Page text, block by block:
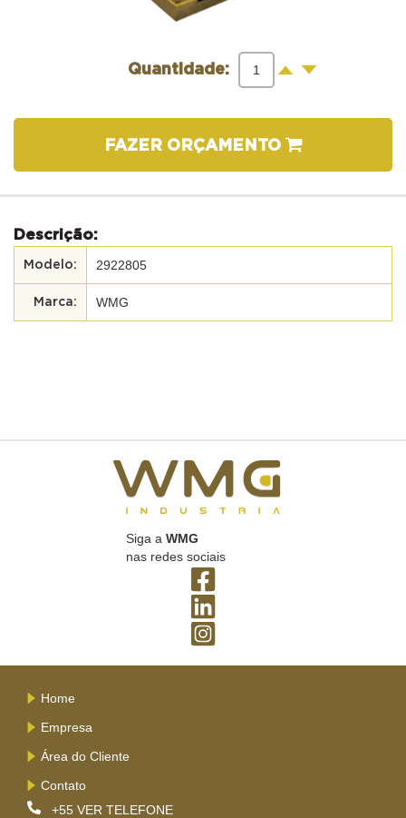
Quantidade: + -
FAZER ORÇAMENTO
Descrição:
2922805
WMG
Siga a WMG
nas redes sociais
Home
Empresa
Área do Cliente
Contato
+55 VER TELEFONE